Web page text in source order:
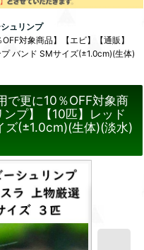
ュリンプ
対象商品】【エビ】【通販】
バンド SMサイズ(±1.0cm)(生体)
で更に10％OFF対象商
プ】【10匹】レッド
ズ(±1.0cm)(生体)(淡水)